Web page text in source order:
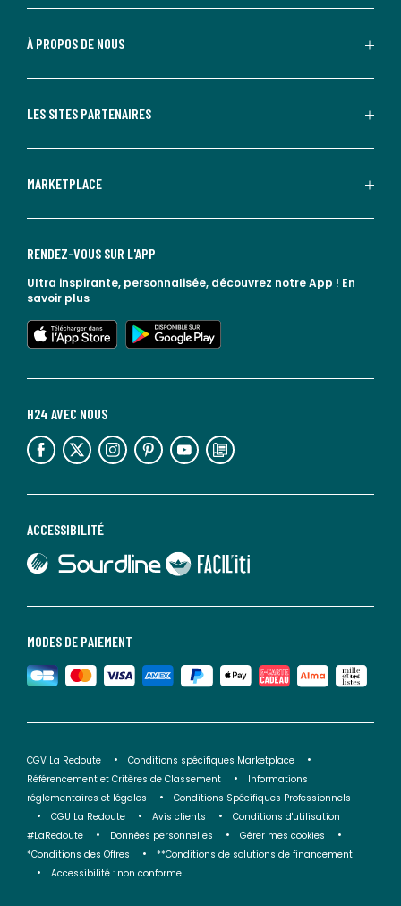
À PROPOS DE NOUS
LES SITES PARTENAIRES
MARKETPLACE
MODES DE PAIEMENT
ACCESSIBILITÉ
lien vers Sourdline
lien vers Faciliti
H24 AVEC NOUS
lien vers l'espace réseaux sociaux lien vers l'espace réseaux sociaux lien vers l'espace réseaux sociaux lien vers l'espace réseaux sociaux lien vers l'espace réseaux sociaux lien vers le blog la redoute
RENDEZ-VOUS SUR L'APP
Ultra inspirante, personnalisée, découvrez notre App ! En
savoir plus
lien vers l'app store
lien vers google play
CGV La Redoute
Conditions spécifiques Marketplace
Référencement et Critères de Classement
Informations
réglementaires et légales
Conditions Spécifiques Professionnels
CGU La Redoute
Avis clients
Conditions d'utilisation
#LaRedoute
Données personnelles
Gérer mes cookies
*Conditions des Offres
**Conditions de solutions de financement
Accessibilité : non conforme